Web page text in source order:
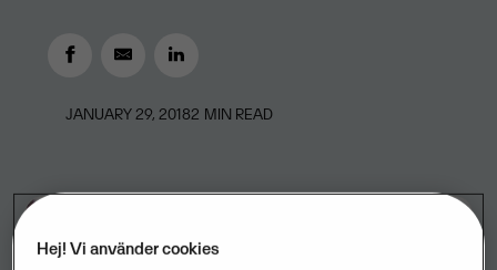
JANUARY 29, 20182 MIN READ
Hej! Vi använder cookies